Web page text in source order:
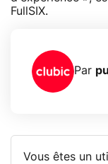
FullSIX.
Par
Vous êtes un